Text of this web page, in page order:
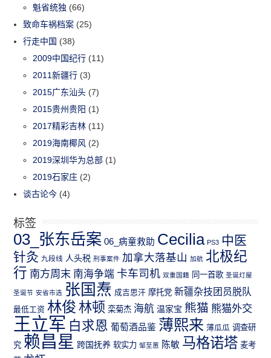
魁省统独 (66)
致命车祸档案 (25)
行走中国 (38)
2009中国纪行 (11)
2011新疆行 (3)
2015广东汕头 (7)
2015贵州贵阳 (1)
2017精彩吉林 (11)
2019海南椰风 (2)
2019深圳华为总部 (1)
2019石家庄 (2)
谈古论今 (4)
标签
03_张东岳案 06_病童救助 Cecilia PS3 中医
针灸 九段线 人头税 刑事案件 加拿大落基山 加航 北极纪
行 南方周末 南海争端 卡车司机 双重国籍 同一首歌 圣诞灯屋
圣诞节 安省市选 张国焘 成吉思汗 摩托党 新疆杂技团员脱队
最低工资 林俊 林顿 栾菊杰 海航 温家宝 熊猫 熊猫外交
王立军 白求恩 葡萄酒品鉴 薄熙来 薄瓜瓜 调查研
究 赖昌星 跨国抚养 软实力 邹至蕙 陈敏 马格诺塔 麦考